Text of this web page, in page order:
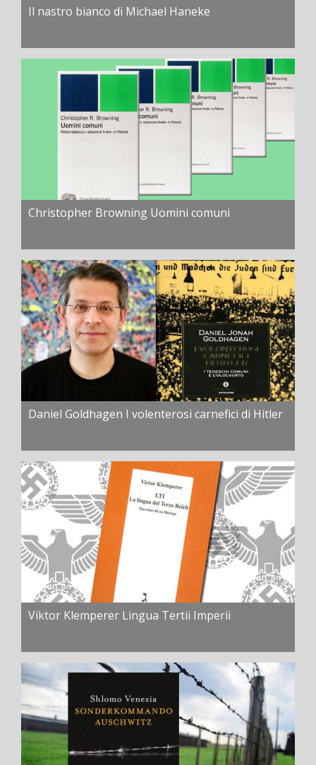
Il nastro bianco di Michael Haneke
Christopher Browning Uomini comuni
Daniel Goldhagen I volenterosi carnefici di Hitler
Viktor Klemperer Lingua Tertii Imperii